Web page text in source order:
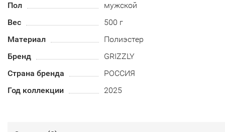
Пол
мужской
Вес
500 г
Материал
Полиэстер
Бренд
GRIZZLY
Страна бренда
РОССИЯ
Год коллекции
2025